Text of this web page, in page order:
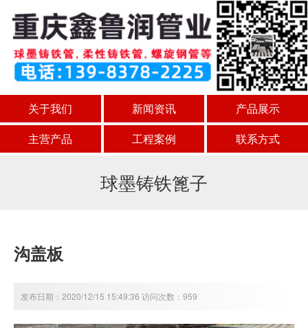
关于我们 新闻资讯
产品展示
主营产品
工程案例 联系方式
球墨铸铁篦子
沟盖板
发布日期：2020/12/15 15:49:36 访问次数：959